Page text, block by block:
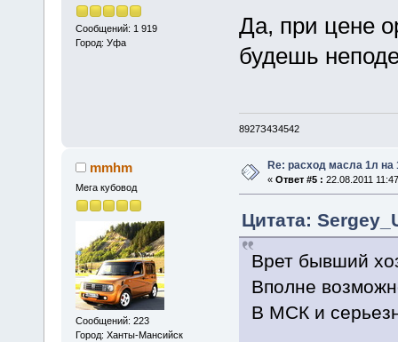
Сообщений: 1 919
Город: Уфа
Да, при цене
будешь
8927З4З4542
mmhm
Мега кубовод
Сообщений: 223
Город: Ханты-Мансийск
Re: расход масла 1л на
« Ответ #5 : 22.08.2011
Цитата:
Врет бывший
Вполне
В МСК и